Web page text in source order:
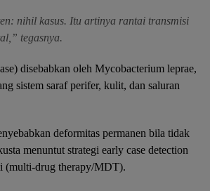
nihil kasus. Itu artinya rantai transmisi
tegasnya.
disebabkan oleh Mycobacterium leprae,
sistem saraf perifer, kulit, dan saluran
deformitas permanen bila tidak
menuntut strategi early case detection
(multi-drug therapy/MDT).